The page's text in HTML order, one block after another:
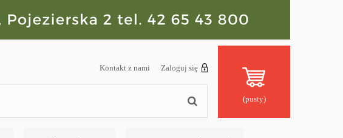
Zaloguj się
Kontakt z nami
(pusty)